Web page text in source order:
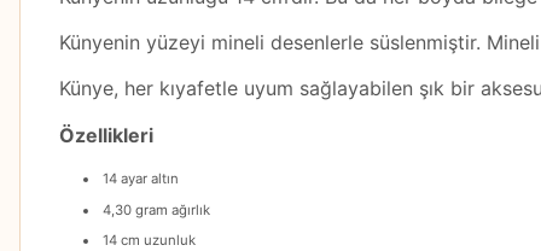
Künyenin yüzeyi mineli desenlerle süslenmiştir.
Künye, her kıyafetle uyum sağlayabilen şık bir
Özellikleri
14 ayar altın
4,30 gram ağırlık
14 cm uzunluk